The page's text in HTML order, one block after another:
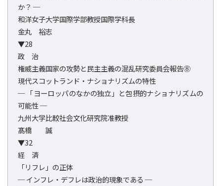
か？ ─
和洋女子大学国際学部教授国際学科長
金丸 裕志
▼28
政 治
権威主義国家の攻勢と民主主義の混乱研究委員会報告⑧
現代スコットランド・ナショナリズムの特性
─ 「ヨーロッパのなかの独立」と包摂的ナショナリズムの
可能性 ─
九州大学比較社会文化研究院准教授
髙橋 誠
▼32
経 済
「リフレ」の正体
─ インフレ・デフレは政治的現象である ─